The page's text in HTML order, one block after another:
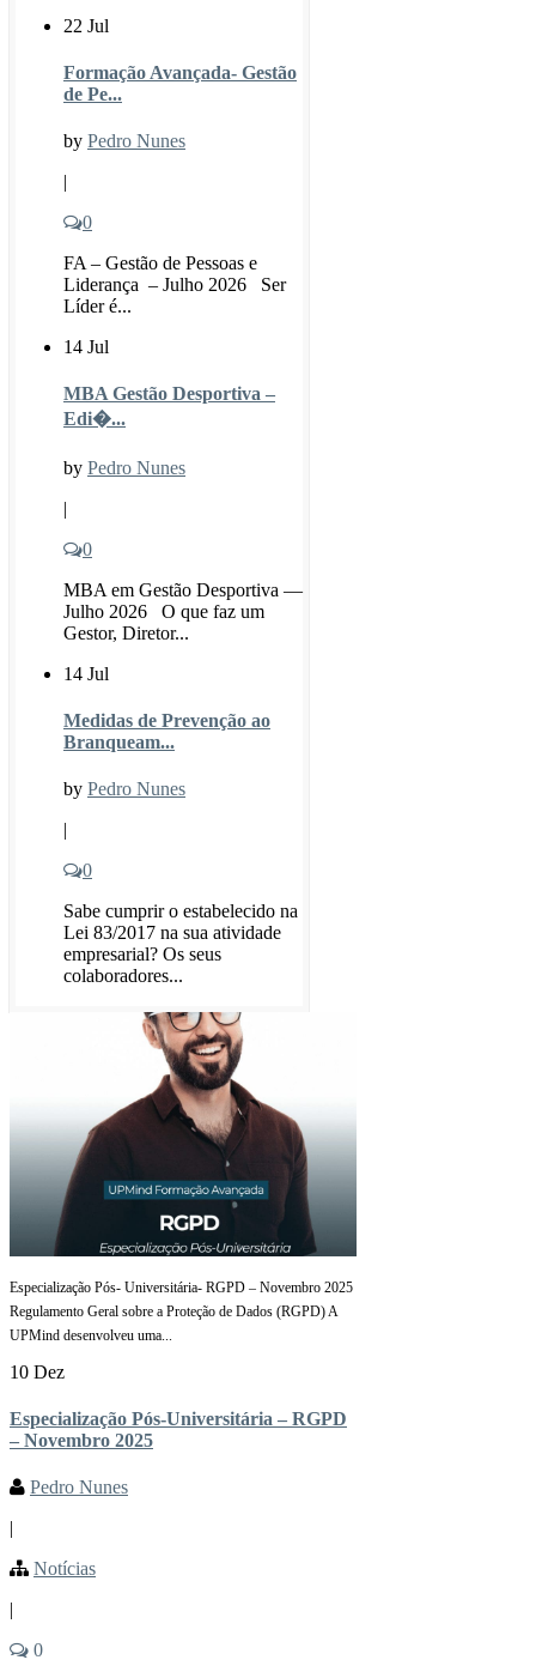
22 Jul
Formação Avançada- Gestão
de Pe...
by Pedro Nunes
|
0
FA – Gestão de Pessoas e
Liderança – Julho 2026 Ser
Líder é...
14 Jul
MBA Gestão Desportiva –
Edi�...
by Pedro Nunes
|
0
MBA em Gestão Desportiva —
Julho 2026 O que faz um
Gestor, Diretor...
14 Jul
Medidas de Prevenção ao
Branqueam...
by Pedro Nunes
|
0
Sabe cumprir o estabelecido na
Lei 83/2017 na sua atividade
empresarial? Os seus
colaboradores...
Especialização Pós- Universitária- RGPD – Novembro 2025
Regulamento Geral sobre a Proteção de Dados (RGPD) A
UPMind desenvolveu uma...
10 Dez
Especialização Pós-Universitária – RGPD
– Novembro 2025
Pedro Nunes
|
Notícias
|
0